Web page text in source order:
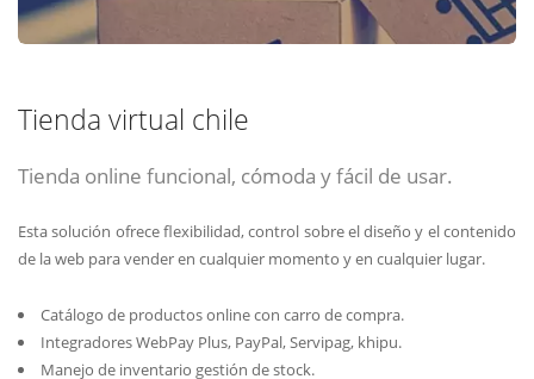
Tienda virtual chile
Tienda online funcional, cómoda y fácil de usar.
Esta solución ofrece flexibilidad, control sobre el diseño y el contenido
de la web para vender en cualquier momento y en cualquier lugar.
Catálogo de productos online con carro de compra.
Integradores WebPay Plus, PayPal, Servipag, khipu.
Manejo de inventario gestión de stock.